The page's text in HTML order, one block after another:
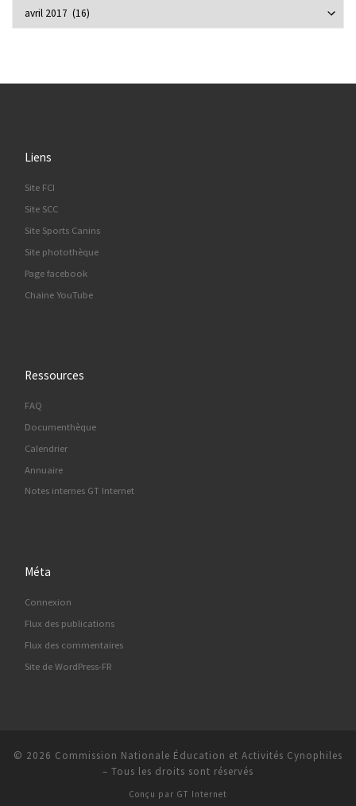
Liens
Site FCI
Site SCC
Site Sports Canins
Site photothèque
Page facebook
Chaine YouTube
Ressources
FAQ
Documenthèque
Calendrier
Annuaire
Notes internes GT Internet
Méta
Connexion
Flux des publications
Flux des commentaires
Site de WordPress-FR
© 2026 Commission Nationale Éducation et Activités Cynophiles
– Tous les droits sont réservés
Conçu par GT Internet